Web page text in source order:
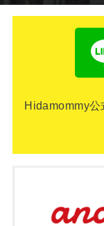
Hidamommy公